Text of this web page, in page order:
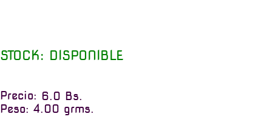
STOCK: DISPONIBLE
Precio: 6.0 Bs.
Peso: 4.00 grms.